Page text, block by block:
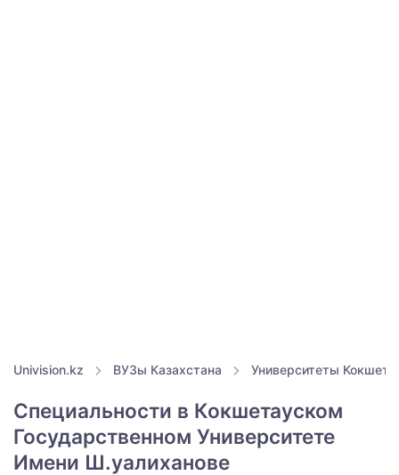
Univision.kz ВУЗы Казахстана Университеты
Специальности в Кокшетауском
Государственном Университете
Имени Ш.уалиханове